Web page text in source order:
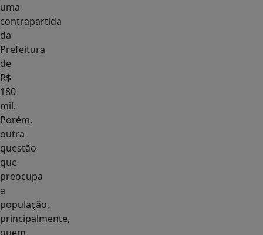
uma
contrapartida
da
Prefeitura
de
R$
180
mil.
Porém,
outra
questão
que
preocupa
a
população,
principalmente,